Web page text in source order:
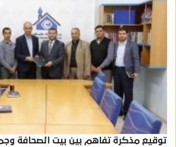
توقيع مذكرة تفاهم بين بيت الصحافة